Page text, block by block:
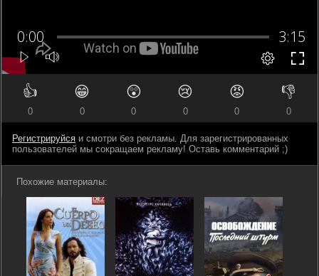
👍
0
😁
0
😲
0
😢
0
😡
0
👎
0
Регистрируйся и смотри без рекламы. Для зарегистрированных
пользователей мы сокращаем рекламу! Оставь комментарий ;)
Похожие материалы: